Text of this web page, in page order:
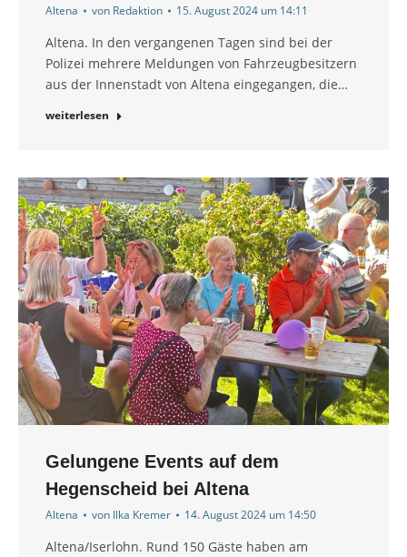
Altena von Redaktion 15. August 2024 um 14:11
Altena. In den vergangenen Tagen sind bei der
Polizei mehrere Meldungen von Fahrzeugbesitzern
aus der Innenstadt von Altena eingegangen, die…
weiterlesen
Gelungene Events auf dem
Hegenscheid bei Altena
Altena von Ilka Kremer 14. August 2024 um 14:50
Altena/Iserlohn. Rund 150 Gäste haben am